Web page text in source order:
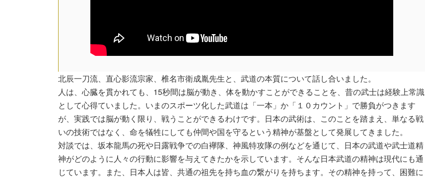
北辰一刀流、直心影流宗家、椎名市衛成胤先生と、武道の本質について話し合いました。
人は、心臓を貫かれても、15秒間は脳が動き、体を動かすことができることを、昔の武士は経験上常識
として心得ていました。いまのスポーツ化した武道は「一本」か「１０カウント」で勝負がつきます
が、実践では脳が動く限り、戦うことができるわけです。日本の武術は、このことを踏まえ、単なる戦
いの技術ではなく、命を犠牲にしても仲間や国を守るという精神が基盤として発展してきました。
対談では、坂本龍馬の死や日露戦争での白襷隊、神風特攻隊の例などを通じて、日本の武道や武士道精
神がどのように人々の行動に影響を与えてきたかを示しています。そんな日本武道の精神は現代にも通
じています。また、日本人は皆、共通の祖先を持ち血の繋がりを持ちます。その精神を持って、困難に